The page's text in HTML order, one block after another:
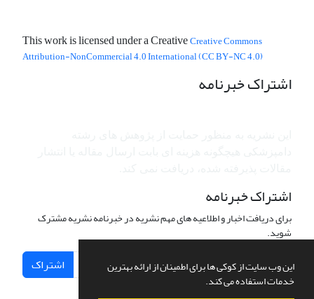
این وب سایت از کوکی ها برای اطمینان از ارائه بهترین
خدمات استفاده می کند.
This work is licensed under a CreativeCreative Commons
Attribution-NonCommercial 4.0 International (CC BY-NC 4.0)
اشتراک خبرنامه
اشتراک خبرنامه
برای دریافت اخبار و اطلاعیه های مهم نشریه در خبرنامه نشریه مشترک
شوید.
اشتراک